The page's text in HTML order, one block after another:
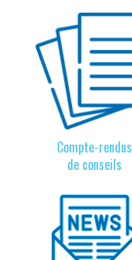
Compte-rendus
de conseils